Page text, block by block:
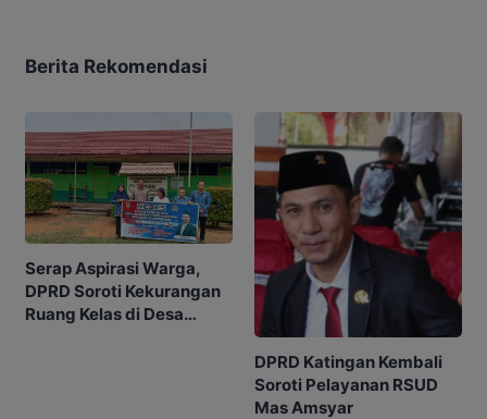
Berita Rekomendasi
Serap Aspirasi Warga,
DPRD Soroti Kekurangan
Ruang Kelas di Desa
DPRD Katingan Kembali
Soroti Pelayanan RSUD
Mas Amsyar